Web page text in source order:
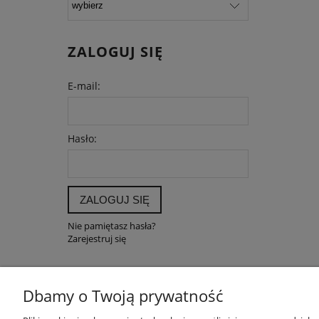
ZALOGUJ SIĘ
E-mail:
Hasło:
ZALOGUJ SIĘ
Nie pamiętasz hasła?
Zarejestruj się
POMOC MOJE
Dbamy o Twoją prywatność